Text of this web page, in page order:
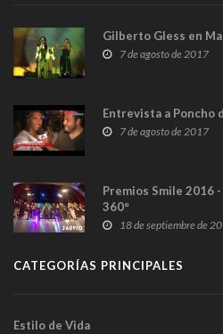
Gilberto Gless en
7 de agosto de 2017
Entrevista a Poncho
7 de agosto de 2017
Premios Smile 2016
360°
18 de septiembre de
CATEGORÍAS PRINCIPALES
Estilo de Vida